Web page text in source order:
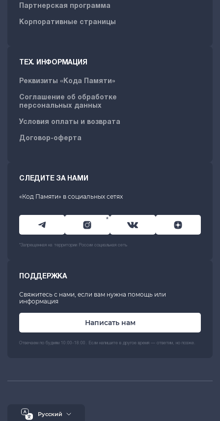
Партнерская программа
Корпоративные страницы
ТЕХ. ИНФОРМАЦИЯ
Реквизиты «Кода Памяти»
Соглашение об обработке
персональных данных
Условия оплаты и возврата
Договор-оферта
СЛЕДИТЕ ЗА НАМИ
«Код Памяти» в социальных сетях
*
*Запрещенная на территории России социальная сеть
ПОДДЕРЖКА
Свяжитесь с нами, если вам нужна помощь или
информация
Написать нам
Отвечаем по будням 10:00-18:00. Если напишите в другое время — ответим, но позже.
Русский